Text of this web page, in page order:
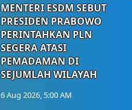
MENTERI ESDM SEBUT
PRESIDEN PRABOWO
PERINTAHKAN PLN
SEGERA ATASI
PEMADAMAN DI
SEJUMLAH WILAYAH
6 Aug 2026, 5:00 AM